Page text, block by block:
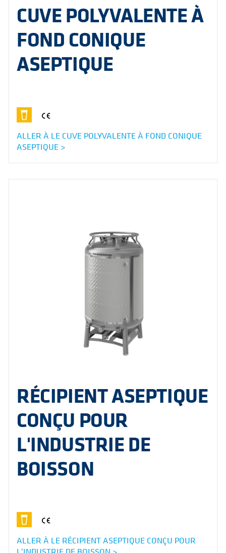
CUVE POLYVALENTE À
FOND CONIQUE
ASEPTIQUE
ALLER À LE CUVE POLYVALENTE À FOND CONIQUE
ASEPTIQUE >
RÉCIPIENT ASEPTIQUE
CONÇU POUR
L'INDUSTRIE DE
BOISSON
ALLER À LE RÉCIPIENT ASEPTIQUE CONÇU POUR